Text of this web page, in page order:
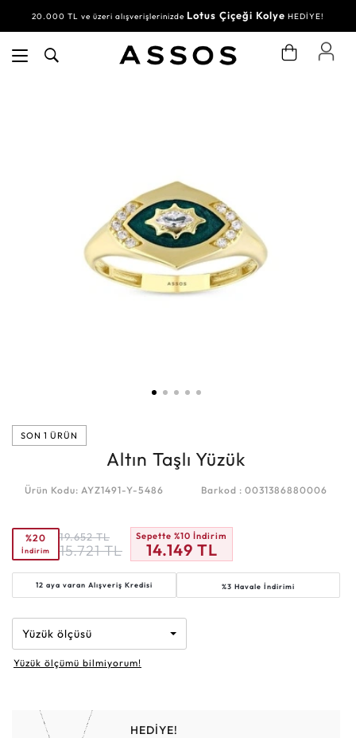
20.000 TL ve üzeri alışverişlerinizde Lotus Çiçeği Kolye HEDİYE!
SON 1 ÜRÜN
Altın Taşlı Yüzük
Ürün Kodu: AYZ1491-Y-5486 Barkod : 0031386880006
%20
İndirim
19.652 TL
15.721 TL
Sepette %10 İndirim
14.149 TL
12 aya varan Alışveriş Kredisi %3 Havale İndirimi
Yüzük ölçüsü
Yüzük ölçümü bilmiyorum!
HEDİYE!